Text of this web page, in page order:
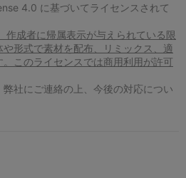
4.0 に基づいてライセンスされて
作成者に帰属表示が与えられている限
形式で素材を配布、リミックス、適
このライセンスでは商用利用が許可
社にご連絡の上、今後の対応につい